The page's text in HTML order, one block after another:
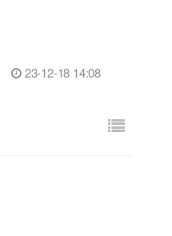
23-12-18 14:08